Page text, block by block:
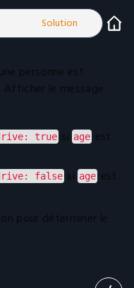
Solution
personne est
le message
true siage est
false siage est
pour déterminer le